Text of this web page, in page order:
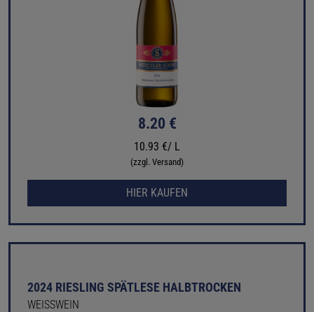
8.20 €
10.93 €/ L
(zzgl. Versand)
HIER KAUFEN
2024 RIESLING SPÄTLESE HALBTROCKEN
WEISSWEIN